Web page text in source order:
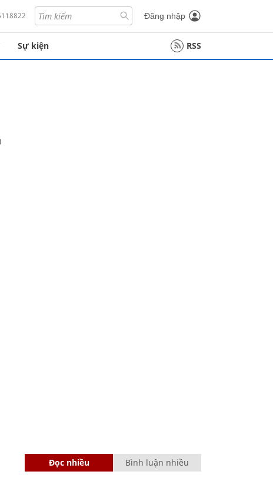
Đăng nhập
Sự kiện RSS
Đọc nhiều Bình luận nhiều